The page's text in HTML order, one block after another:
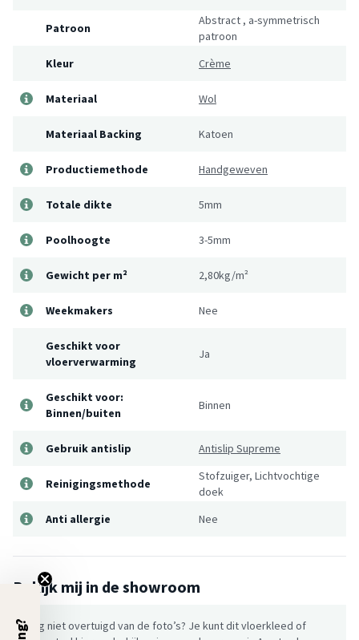
Patroon
Abstract , a-symmetrisch
patroon
Kleur
Crème
Materiaal Wol
Materiaal Backing Katoen
Productiemethode Handgeweven
Totale dikte 5mm
Poolhoogte 3-5mm
Gewicht per m² 2,80kg/m²
Weekmakers Nee
Geschikt voor
vloerverwarming
Ja
Geschikt voor:
Binnen/buiten
Binnen
Gebruik antislip Antislip Supreme
Reinigingsmethode
Stofzuiger, Lichtvochtige
doek
Anti allergie
Nee
Bekijk mij in de showroom
Nog niet overtuigd van de foto’s? Je kunt dit vloerkleed of